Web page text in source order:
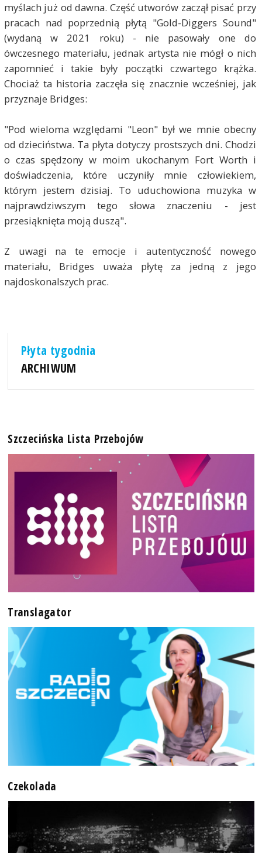
myślach już od dawna. Część utworów zaczął pisać przy
pracach nad poprzednią płytą "Gold-Diggers Sound"
(wydaną w 2021 roku) - nie pasowały one do
ówczesnego materiału, jednak artysta nie mógł o nich
zapomnieć i takie były początki czwartego krążka.
Chociaż ta historia zaczęła się znacznie wcześniej, jak
przyznaje Bridges:
"Pod wieloma względami "Leon" był we mnie obecny
od dzieciństwa. Ta płyta dotyczy prostszych dni. Chodzi
o czas spędzony w moim ukochanym Fort Worth i
doświadczenia, które uczyniły mnie człowiekiem,
którym jestem dzisiaj. To uduchowiona muzyka w
najprawdziwszym tego słowa znaczeniu - jest
przesiąknięta moją duszą".
Z uwagi na te emocje i autentyczność nowego
materiału, Bridges uważa płytę za jedną z jego
najdoskonalszych prac.
Płyta tygodnia
ARCHIWUM
Szczecińska Lista Przebojów
Translagator
Czekolada